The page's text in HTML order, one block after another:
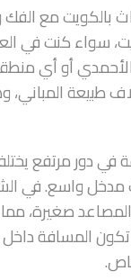
بالكويت مع الفك
سواء كنت في
الأحمدي أو أي
طبيعة المباني،
في دور مرتفع
مدخل واسع. في
صغيرة،
المسافة